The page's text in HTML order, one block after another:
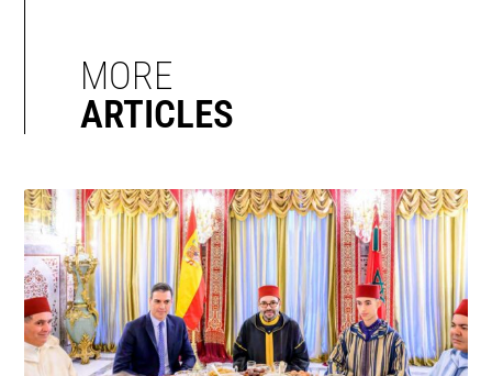
MORE
ARTICLES